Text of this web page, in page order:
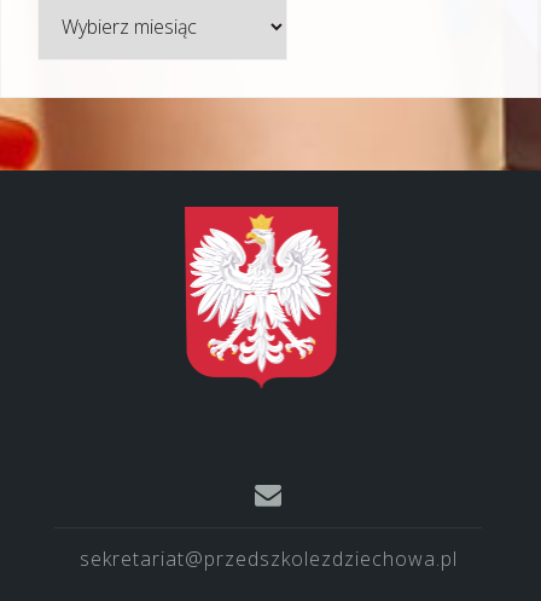
sekretariat@przedszkolezdziechowa.pl